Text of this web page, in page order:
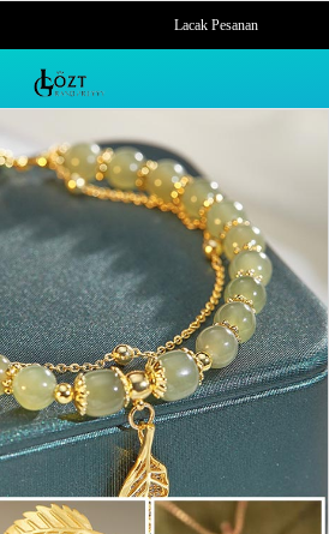
Lacak Pesanan